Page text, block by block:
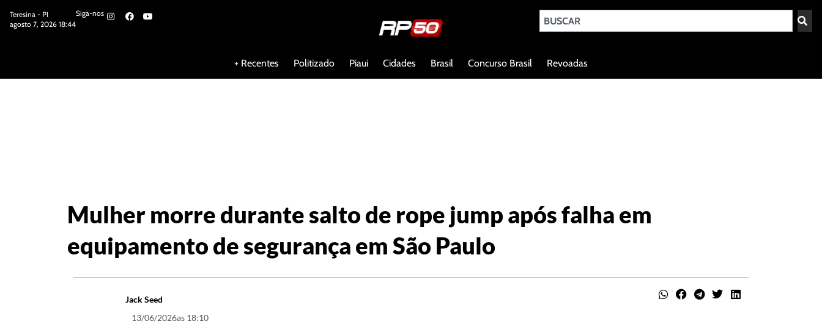
Teresina - PI
agosto 7, 2026 18:44
Siga-nos
+ Recentes Politizado Piaui Cidades Brasil Concurso Brasil Revoadas
Mulher morre durante salto de rope jump após falha em
equipamento de segurança em São Paulo
Jack Seed
13/06/2026as 18:10